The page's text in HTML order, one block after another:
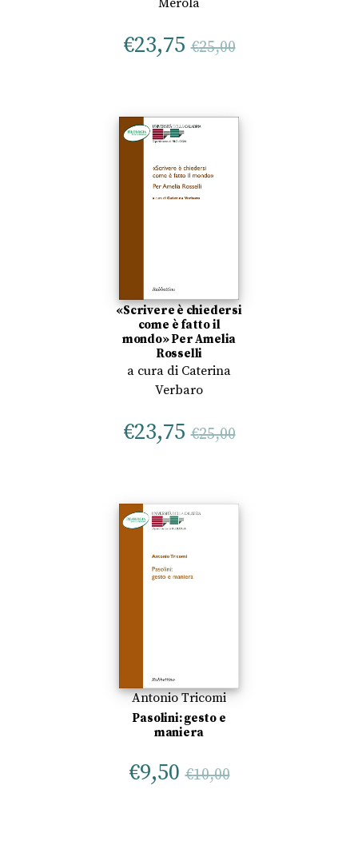
€23,75 €25,00
«Scrivere è chiedersi
come è fatto il
mondo» Per Amelia
Rosselli
a cura di Caterina
Verbaro
€23,75 €25,00
Antonio Tricomi
Pasolini: gesto e
maniera
€9,50 €10,00